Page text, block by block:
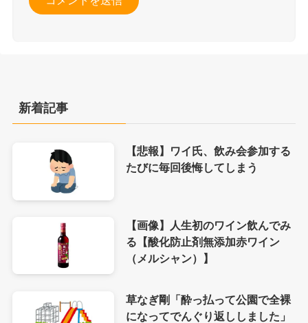
新着記事
【悲報】ワイ氏、飲み会参加する
たびに毎回後悔してしまう
【画像】人生初のワイン飲んでみ
る【酸化防止剤無添加赤ワイン
（メルシャン）】
草なぎ剛「酔っ払って公園で全裸
になってでんぐり返ししました」